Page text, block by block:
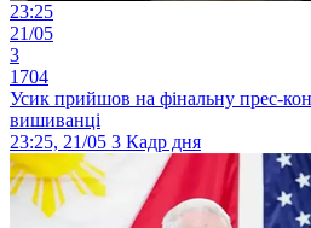
23:25
21/05
3
1704
Усик прийшов на фінальну прес-
вишиванці
23:25, 21/05 3 Кадр дня